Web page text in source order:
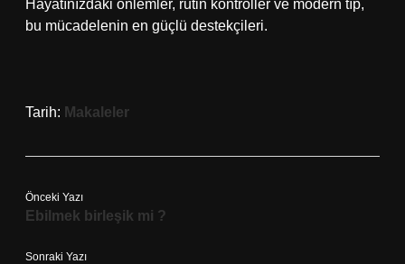
Hayatınızdaki önlemler, rutin kontroller ve modern tıp,
bu mücadelenin en güçlü destekçileri.
Tarih: Makaleler
Önceki Yazı
Ebilmek birleşik mi ?
Sonraki Yazı